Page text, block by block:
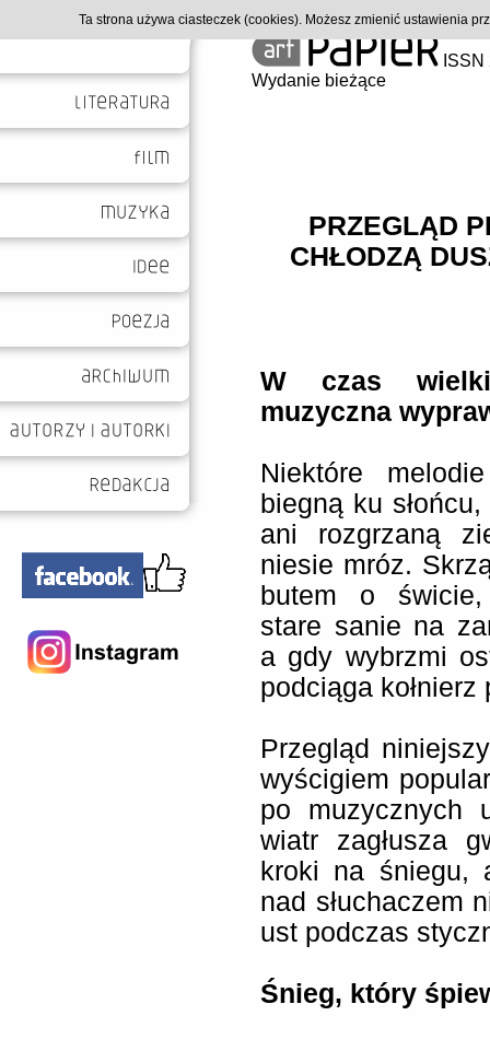
Wydanie bieżące
PRZEGLĄD
CHŁODZĄ
W czas
muzyczna
Niektóre
biegną ku
ani rozgrzaną
niesie mróz.
butem o
stare sanie na
a gdy wybrzmi
podciąga kołnierz
Przegląd
wyścigiem
po muzycznych
wiatr zagłusza
kroki na śniegu,
nad słuchaczem
ust podczas
Śnieg, który
Ta strona używa ciasteczek (cookies). Możesz zmienić ustawienia